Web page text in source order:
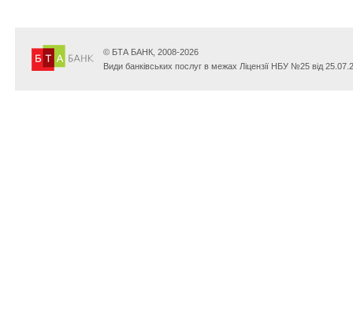
© БТА БАНК, 2008-2026
Види банківських послуг в межах Ліцензії НБУ №25 від